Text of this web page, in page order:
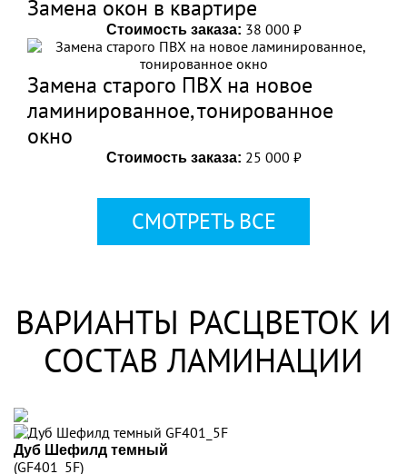
Замена окон в квартире
Стоимость заказа: 38 000 ₽
Замена старого ПВХ на новое
ламинированное, тонированное
окно
Стоимость заказа: 25 000 ₽
СМОТРЕТЬ ВСЕ
ВАРИАНТЫ РАСЦВЕТОК И
СОСТАВ ЛАМИНАЦИИ
Дуб Шефилд темный
(GF401_5F)